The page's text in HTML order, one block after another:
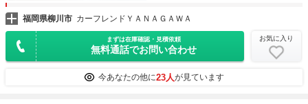
福岡県柳川市 カーフレンドＹＡＮＡＧＡＷＡ
まずは在庫確認・見積依頼
無料通話でお問い合わせ
お気に入り
今あなたの他に23人が見ています